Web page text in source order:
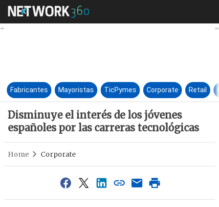
Disminuye el interés de los
Fabricantes Mayoristas TicPymes Corporate Retail
Disminuye el interés de los jóvenes
españoles por las carreras tecnológicas
Home Corporate